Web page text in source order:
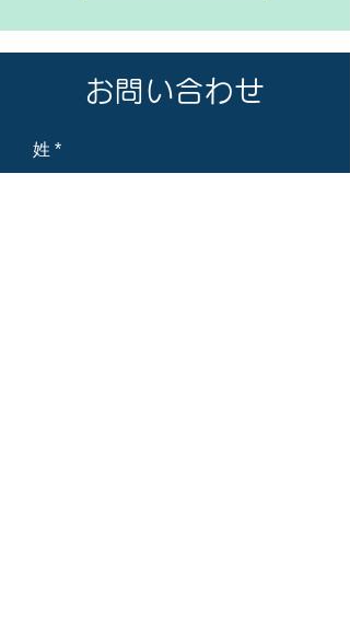
お問い合わせ
姓